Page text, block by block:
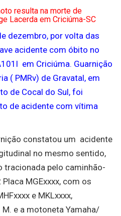
resulta na morte de
Lacerda em Criciúma-SC
dezembro, por volta das
acidente com óbito no
em Criciúma. Guarnição
( PMRv) de Gravatal, em
de Cocal do Sul, foi
de acidente com vítima
constatou um acidente
no mesmo sentido,
tracionada pelo caminhão-
MGExxxx, com os
e MKLxxxx,
e a motoneta Yamaha/